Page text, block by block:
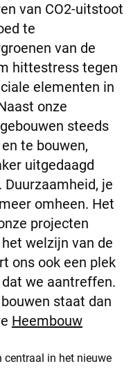
van CO2-uitstoot
te
van de
hittestress tegen
elementen in
onze
steeds
te bouwen,
uitgedaagd
je
omheen. Het
projecten
welzijn van de
ons ook een plek
we aantreffen.
staat dan
Heembouw